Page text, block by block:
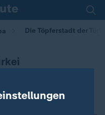
Die Töpferstadt der